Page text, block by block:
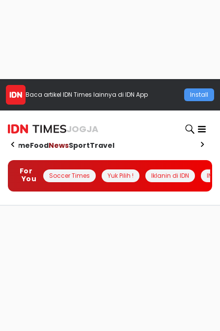
Baca artikel IDN Times lainnya di IDN App Install
JOGJA
HomeFoodNewsSportTravel
For
You
Soccer Times Yuk Pilih ! Iklanin di IDN